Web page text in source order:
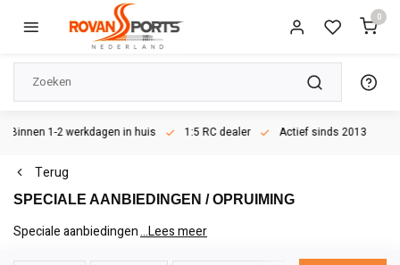
0
Binnen 1-2 werkdagen in huis 1:5 RC dealer Actief sinds 2013
Terug
SPECIALE AANBIEDINGEN / OPRUIMING
Speciale aanbiedingen / Opruiming
...Lees meer